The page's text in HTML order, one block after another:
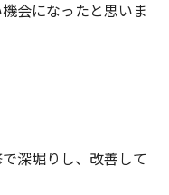
会になったと思いま
深堀りし、改善して